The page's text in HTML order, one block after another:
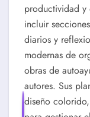
productividad y
incluir
diarios y
modernas de
obras de
autores. Sus
diseño